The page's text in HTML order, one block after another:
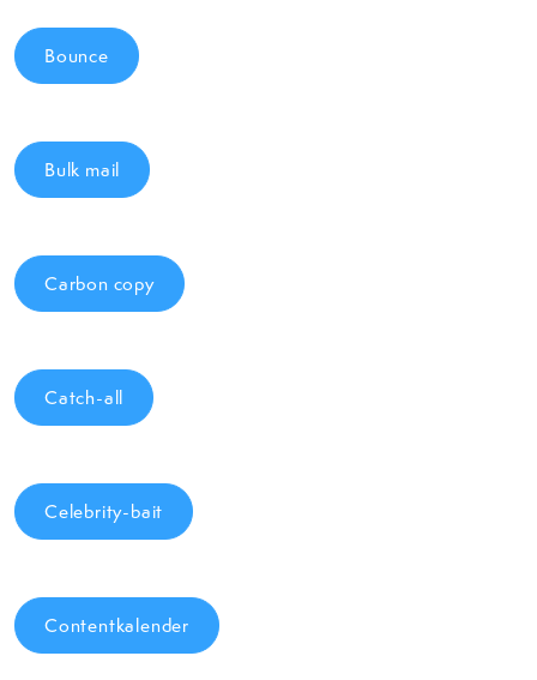
Bounce
Bulk mail
Carbon copy
Catch-all
Celebrity-bait
Contentkalender